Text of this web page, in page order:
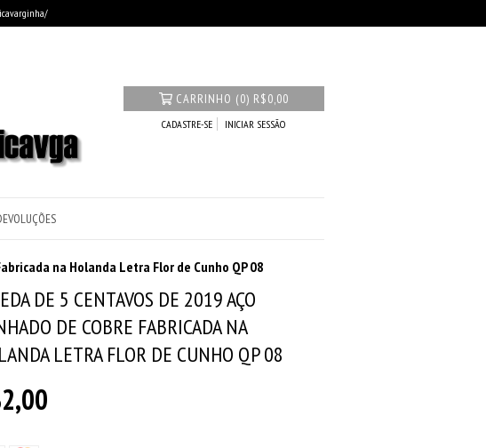
CARRINHO (0) R$0,00
CADASTRE-SE INICIAR SESSÃO
na Holanda Letra Flor de Cunho QP 08
DE 5 CENTAVOS DE 2019 AÇO
DE COBRE FABRICADA NA
LETRA FLOR DE CUNHO QP 08